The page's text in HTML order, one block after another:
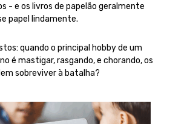
- e os livros de papelão geralmente
papel lindamente.
quando o principal hobby de um
é mastigar, rasgando, e chorando, os
sobreviver à batalha?